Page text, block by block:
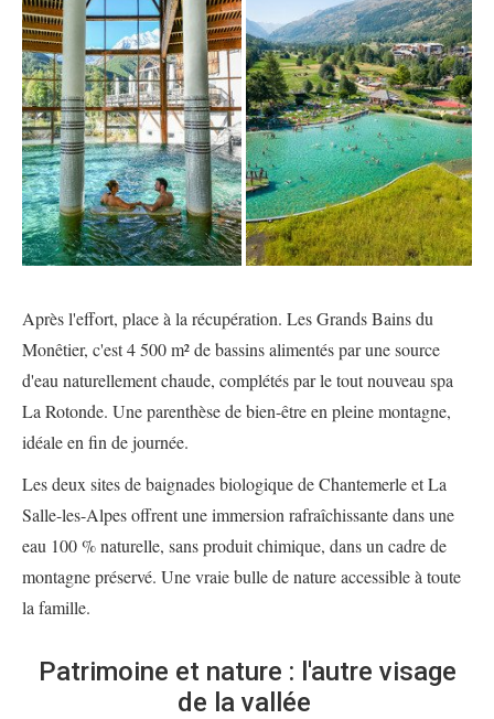
Après l'effort, place à la récupération. Les Grands Bains du
Monêtier, c'est 4 500 m² de bassins alimentés par une source
d'eau naturellement chaude, complétés par le tout nouveau spa
La Rotonde. Une parenthèse de bien-être en pleine montagne,
idéale en fin de journée.
Les deux sites de baignades biologique de Chantemerle et La
Salle-les-Alpes offrent une immersion rafraîchissante dans une
eau 100 % naturelle, sans produit chimique, dans un cadre de
montagne préservé. Une vraie bulle de nature accessible à toute
la famille.
Patrimoine et nature : l'autre visage
de la vallée